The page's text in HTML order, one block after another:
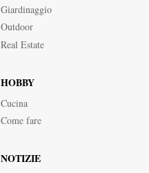
Giardinaggio
Outdoor
Real Estate
HOBBY
Cucina
Come fare
NOTIZIE